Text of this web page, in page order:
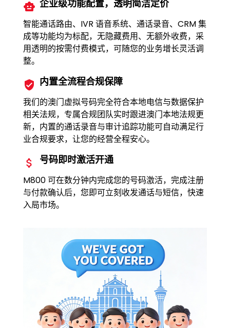
企业级功能配置，透明简洁定价
智能通话路由、IVR 语音系统、通话录音、CRM 集
成等功能均为标配，无隐藏费用、无额外收费，采
用透明的按需付费模式，可随您的业务增长灵活调
整。
内置全流程合规保障
我们的澳门虚拟号码完全符合本地电信与数据保护
相关法规，专属合规团队实时跟进澳门本地法规更
新，内置的通话录音与审计追踪功能可自动满足行
业合规要求，让您的经营全程安心。
号码即时激活开通
M800 可在数分钟内完成您的号码激活，完成注册
与付款确认后，您即可立刻收发通话与短信，快速
入局市场。